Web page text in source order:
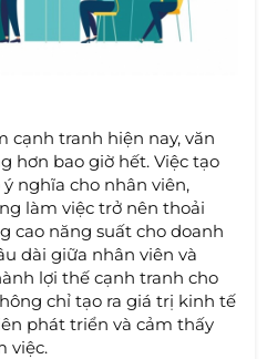
cạnh tranh hiện nay, văn
hơn bao giờ hết. Việc tạo
nghĩa cho nhân viên,
làm việc trở nên thoải
cao năng suất cho doanh
dài giữa nhân viên và
lợi thế cạnh tranh cho
chỉ tạo ra giá trị kinh tế
phát triển và cảm thấy
việc.